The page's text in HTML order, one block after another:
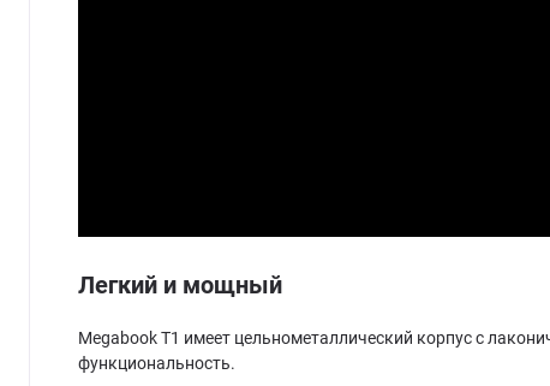
Легкий и мощный
Megabook T1 имеет цельнометаллический корпус с
функциональность.